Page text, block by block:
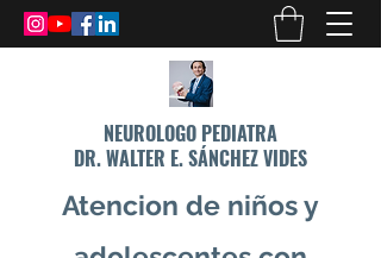
NEUROLOGO PEDIATRA
DR. WALTER E. SÁNCHEZ VIDES
Atencion de niños y